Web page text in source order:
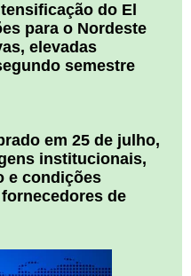
do El
para o Nordeste
elevadas
semestre
em 25 de julho,
institucionais,
e condições
de